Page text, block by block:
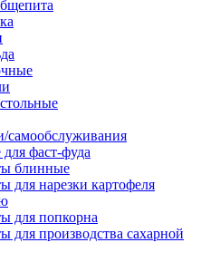
самообслуживания
фаст-фуда
блинные
для нарезки картофеля
для попкорна
для производства сахарной